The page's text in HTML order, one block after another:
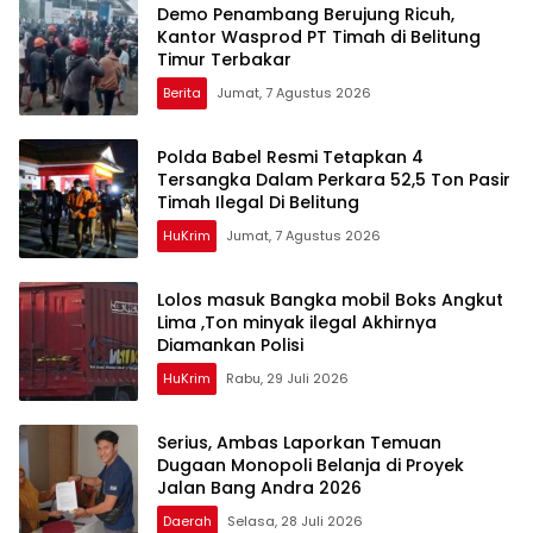
Demo Penambang Berujung Ricuh,
Kantor Wasprod PT Timah di Belitung
Timur Terbakar
Berita Jumat, 7 Agustus 2026
Polda Babel Resmi Tetapkan 4
Tersangka Dalam Perkara 52,5 Ton Pasir
Timah Ilegal Di Belitung
HuKrim Jumat, 7 Agustus 2026
Lolos masuk Bangka mobil Boks Angkut
Lima ,Ton minyak ilegal Akhirnya
Diamankan Polisi
HuKrim Rabu, 29 Juli 2026
Serius, Ambas Laporkan ‎Temuan
Dugaan Monopoli Belanja di Proyek
Jalan Bang Andra 2026
Daerah Selasa, 28 Juli 2026